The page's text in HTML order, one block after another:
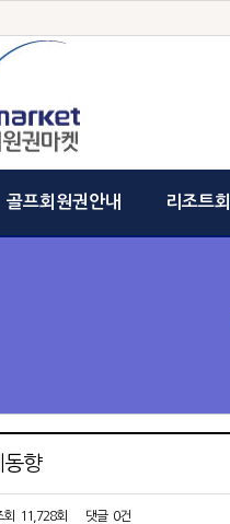
골프회원권안내 리조트
향
회 11,728회 댓글 0건